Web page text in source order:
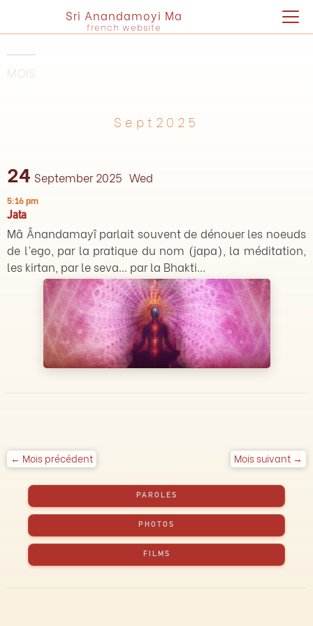
Sri Anandamoyi Ma
french website
MOIS
Sept2025
24 September 2025 Wed
5:16 pm
Jata
Mâ Ânandamayî parlait souvent de dénouer les noeuds
de l’ego, par la pratique du nom (japa), la méditation,
les kirtan, par le seva… par la Bhakti...
← Mois précédent Mois suivant →
PAROLES
PHOTOS
FILMS